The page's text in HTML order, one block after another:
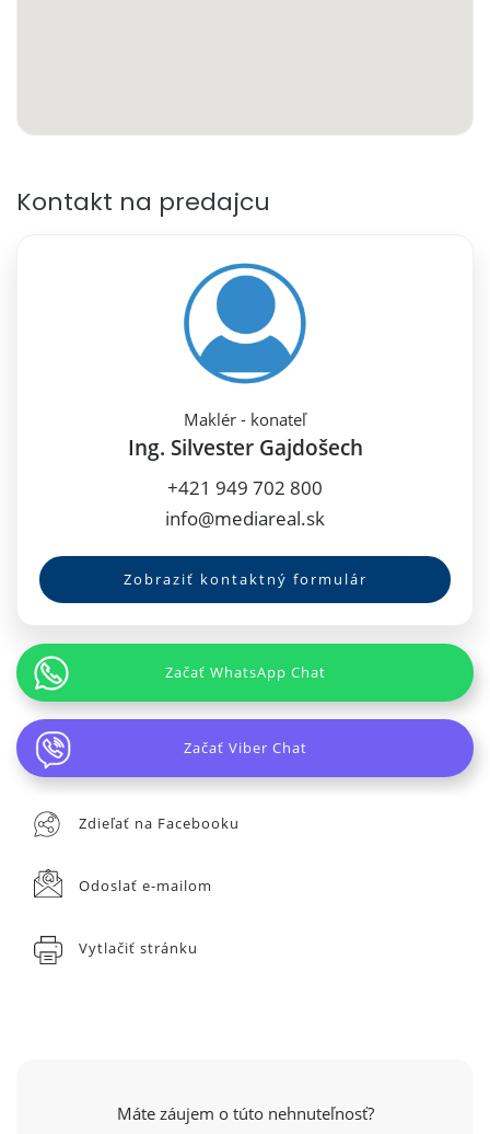
Kontakt na predajcu
Maklér - konateľ
Ing. Silvester Gajdošech
+421 949 702 800
info@mediareal.sk
Zobraziť kontaktný formulár
Začať WhatsApp Chat
Začať Viber Chat
Zdieľať na Facebooku
Odoslať e-mailom
Vytlačiť stránku
Máte záujem o túto nehnuteľnosť?